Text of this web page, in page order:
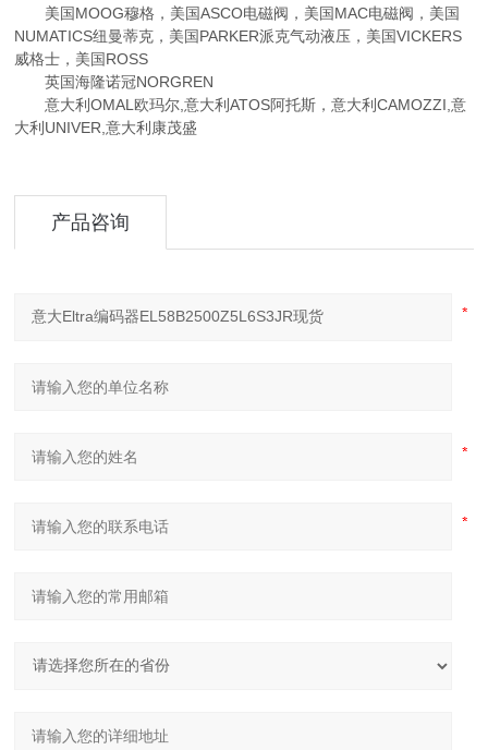
美国MOOG穆格，美国ASCO电磁阀，美国MAC电磁阀，美国
NUMATICS纽曼蒂克，美国PARKER派克气动液压，美国VICKERS
威格士，美国ROSS
英国海隆诺冠NORGREN
意大利OMAL欧玛尔,意大利ATOS阿托斯，意大利CAMOZZI,意
大利UNIVER,意大利康茂盛
产品咨询